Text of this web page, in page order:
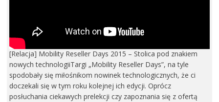
[Relacja] Mobility Reseller Days 2015 – Stolica pod znakiem
nowych technologiiTargi „Mobility Reseller Days”, na tyle
spodobały się miłośnikom nowinek technologicznych, że ci
doczekali się w tym roku kolejnej ich edycji. Oprócz
posłuchania ciekawych prelekcji czy zapoznania się z ofertą